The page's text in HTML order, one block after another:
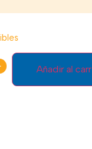
Añadir al